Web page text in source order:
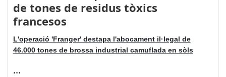
de tones de residus tòxics
francesos
L'operació 'Franger' destapa l'abocament il·legal de
46.000 tones de brossa industrial camuflada en sòls
...